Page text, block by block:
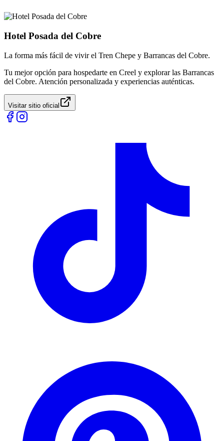
Hotel Posada del Cobre
La forma más fácil de vivir el Tren Chepe y Barrancas del Cobre.
Tu mejor opción para hospedarte en Creel y explorar las Barrancas
del Cobre. Atención personalizada y experiencias auténticas.
Visitar sitio oficial